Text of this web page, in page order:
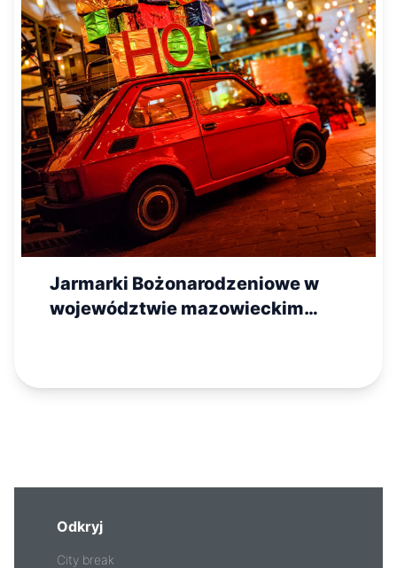
Jarmarki Bożonarodzeniowe w
województwie mazowieckim
Odkryj
City break